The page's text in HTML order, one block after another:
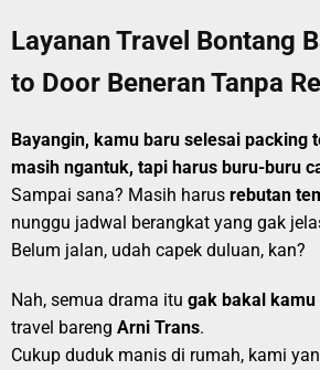
Layanan Travel Bontang
to Door Beneran Tanpa
Bayangin, kamu baru selesai packing
masih ngantuk, tapi harus buru-buru
Sampai sana? Masih harus rebutan
nunggu jadwal berangkat yang gak
Belum jalan, udah capek duluan, kan?
Nah, semua drama itu gak bakal kamu
travel bareng Arni Trans.
Cukup duduk manis di rumah, kami